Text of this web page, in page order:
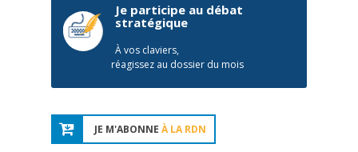
Je participe au débat
stratégique
À vos claviers,
réagissez au dossier du mois
JE M'ABONNE À LA RDN